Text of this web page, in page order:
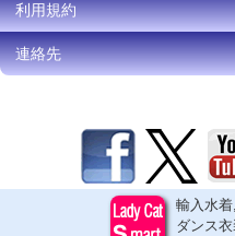
利用規約
連絡先
輸入水
ダンス